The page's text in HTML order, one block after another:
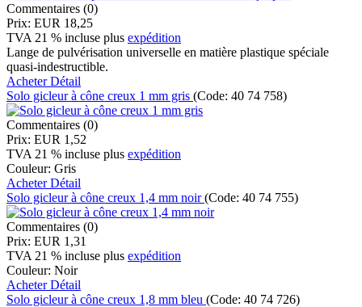
Commentaires (0)
Prix: EUR 18,25
TVA 21 % incluse plus expédition
Lange de pulvérisation universelle en matière plastique spéciale
quasi-indestructible.
AcheterDétail
Solo gicleur à cône creux 1 mm gris (Code: 40 74 758)
Commentaires (0)
Prix: EUR 1,52
TVA 21 % incluse plus expédition
Couleur: Gris
AcheterDétail
Solo gicleur à cône creux 1,4 mm noir(Code: 40 74 755)
Commentaires (0)
Prix: EUR 1,31
TVA 21 % incluse plus expédition
Couleur: Noir
AcheterDétail
Solo gicleur à cône creux 1,8 mm bleu (Code: 40 74 726)